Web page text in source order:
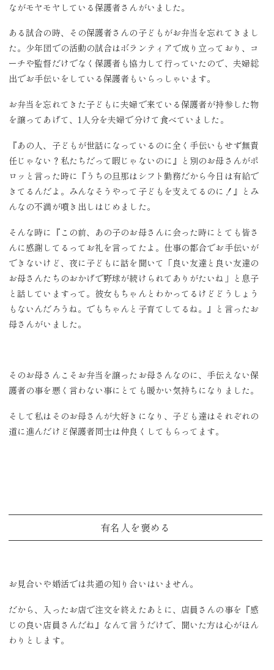
ながモヤモヤしている保護者さんがいました。
ある試合の時、その保護者さんの子どもがお弁当を忘れてきまし
た。少年団での活動の試合はボランティアで成り立っており、コ
ーチや監督だけでなく保護者も協力して行っていたので、夫婦総
出でお手伝いをしている保護者もいらっしゃいます。
お弁当を忘れてきた子どもに夫婦で来ている保護者が持参した物
を譲ってあげて、1人分を夫婦で分けて食べていました。
『あの人、子どもが世話になっているのに全く手伝いもせず無責
任じゃない？私たちだって暇じゃないのに』と別のお母さんがポ
ロッと言った時に『うちの旦那はシフト勤務だから今日は有給で
きてるんだよ。みんなそうやって子どもを支えてるのに！』とみ
んなの不満が噴き出しはじめました。
そんな時に『この前、あの子のお母さんに会った時にとても皆さ
んに感謝してるってお礼を言ってたよ。仕事の都合でお手伝いが
できないけど、夜に子どもに話を聞いて「良い友達と良い友達の
お母さんたちのおかげで野球が続けられてありがたいね」と息子
と話していますって。彼女もちゃんとわかってるけどどうしょう
もないんだろうね。でもちゃんと子育てしてるね。』と言ったお
母さんがいました。
そのお母さんこそお弁当を譲ったお母さんなのに、手伝えない保
護者の事を悪く言わない事にとても暖かい気持ちになりました。
そして私はそのお母さんが大好きになり、子ども達はそれぞれの
道に進んだけど保護者同士は仲良くしてもらってます。
有名人を褒める
お見合いや婚活では共通の知り合いはいません。
だから、入ったお店で注文を終えたあとに、店員さんの事を『感
じの良い店員さんだね』なんて言うだけで、聞いた方は心がほん
わりとします。